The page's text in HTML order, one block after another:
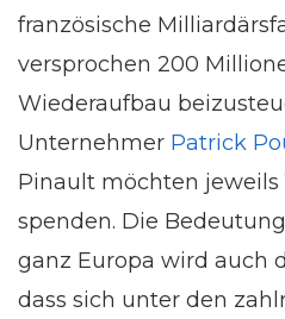
französische
versprochen 200
Wiederaufbau
Unternehmer Patrick
Pinault möchten jeweils
spenden. Die
ganz Europa wird auch
dass sich unter den